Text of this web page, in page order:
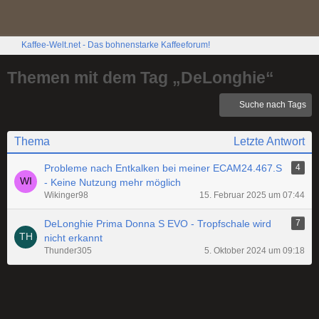
Kaffee-Welt.net - Das bohnenstarke Kaffeeforum!
Themen mit dem Tag „DeLonghie“
Suche nach Tags
Thema Letzte Antwort
Probleme nach Entkalken bei meiner ECAM24.467.S
- Keine Nutzung mehr möglich
4
Wikinger98 15. Februar 2025 um 07:44
DeLonghie Prima Donna S EVO - Tropfschale wird
nicht erkannt
7
Thunder305 5. Oktober 2024 um 09:18